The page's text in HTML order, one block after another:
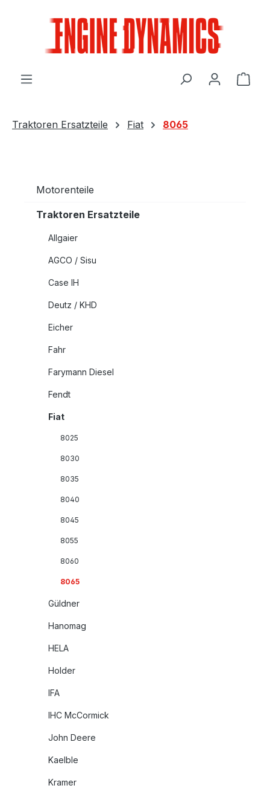
Traktoren Ersatzteile Fiat 8065
Motorenteile
Traktoren Ersatzteile
Allgaier
AGCO / Sisu
Case IH
Deutz / KHD
Eicher
Fahr
Farymann Diesel
Fendt
Fiat
8025
8030
8035
8040
8045
8055
8060
8065
Güldner
Hanomag
HELA
Holder
IFA
IHC McCormick
John Deere
Kaelble
Kramer